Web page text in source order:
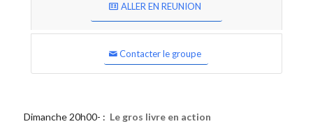
ALLER EN REUNION
Contacter le groupe
Dimanche 20h00- : Le gros livre en action